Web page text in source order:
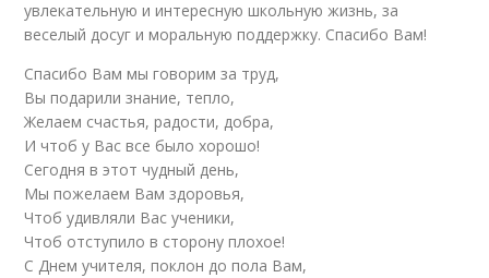
увлекательную и интересную школьную жизнь, за
веселый досуг и моральную поддержку. Спасибо Вам!
Спасибо Вам мы говорим за труд,
Вы подарили знание, тепло,
Желаем счастья, радости, добра,
И чтоб у Вас все было хорошо!
Сегодня в этот чудный день,
Мы пожелаем Вам здоровья,
Чтоб удивляли Вас ученики,
Чтоб отступило в сторону плохое!
С Днем учителя, поклон до пола Вам,